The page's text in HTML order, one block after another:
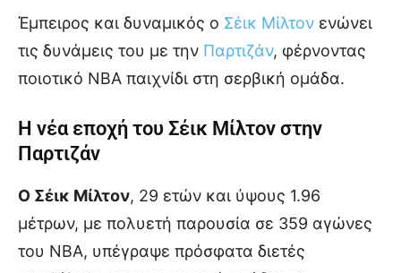
Έμπειρος και δυναμικός ο Σέικ Μίλτον ενώνει
τις δυνάμεις του με την Παρτιζάν, φέρνοντας
ποιοτικό NBA παιχνίδι στη σερβική ομάδα.
Η νέα εποχή του Σέικ Μίλτον στην
Παρτιζάν
Ο Σέικ Μίλτον, 29 ετών και ύψους 1.96
μέτρων, με πολυετή παρουσία σε 359 αγώνες
του NBA, υπέγραψε πρόσφατα διετές